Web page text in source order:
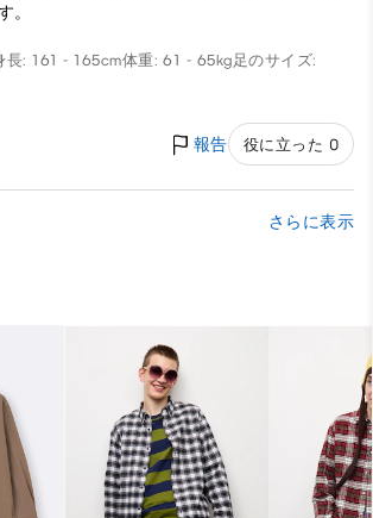
。
長: 161 - 165cm体重: 61 - 65kg足のサイズ:
報告 役に立った 0
さらに表示